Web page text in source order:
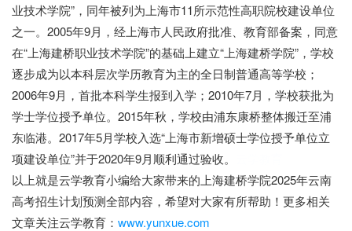
业技术学院”，同年被列为上海市11所示范性高职院校建设单位
之一。2005年9月，经上海市人民政府批准、教育部备案，同意
在“上海建桥职业技术学院”的基础上建立“上海建桥学院”，学校
逐步成为以本科层次学历教育为主的全日制普通高等学校；
2006年9月，首批本科学生报到入学；2010年7月，学校获批为
学士学位授予单位。2015年秋，学校由浦东康桥整体搬迁至浦
东临港。2017年5月学校入选“上海市新增硕士学位授予单位立
项建设单位”并于2020年9月顺利通过验收。
以上就是云学教育小编给大家带来的上海建桥学院2025年云南
高考招生计划预测全部内容，希望对大家有所帮助！更多相关
文章关注云学教育： www.yunxue.com